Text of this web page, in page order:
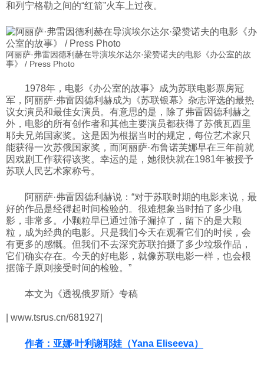
和列宁格勒之间的“红箭”火车上过夜。
阿丽萨·弗雷因德利赫在导演埃尔达尔·梁赞诺夫的电影《办公室的故
事》 / Press Photo
1978年，电影《办公室的故事》成为苏联电影票房冠
军，阿丽萨·弗雷因德利赫成为《苏联银幕》杂志评选的最热
议女演员和最佳女演员。有意思的是，除了弗雷因德利赫之
外，电影的所有创作者和其他主要演员都获得了苏俄瓦西里
耶夫兄弟国家奖。这是因为根据当时的规定，每位艺术家只
能获得一次苏俄国家奖，而阿丽萨·布鲁诺芙娜早在三年前就
因戏剧工作获得该奖。幸运的是，她很快就在1981年被授予
苏联人民艺术家称号。
阿丽萨·弗雷因德利赫说：“对于苏联时期的电影来说，最
好的作品是经得起时间检验的。很难想象当时拍了多少电
影，非常多。小颗粒早已通过筛子漏掉了，留下的是大颗
粒，成为经典的电影。只是我们今天在观看它们的时候，会
有更多的感慨。但我们不去深究苏联拍摄了多少垃圾作品，
它们确实存在。今天的好电影，就像苏联电影一样，也会根
据筛子原则接受时间的检验。”
本文为《透视俄罗斯》专稿
| www.tsrus.cn/681927|
作者：亚娜·叶利谢耶娃（Yana Eliseeva）